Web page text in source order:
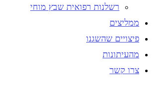
רשלנות רפואית שבץ מוחי
ממליצים
פיצויים שהשגנו
מהעיתונות
צרו קשר